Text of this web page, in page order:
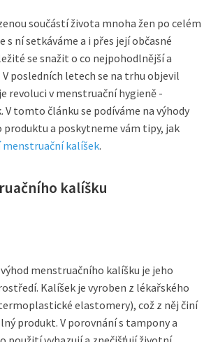
součástí života mnoha žen po celém
s ní setkáváme a i přes její občasné
se snažit o co nejpohodlnější a
posledních letech se na trhu objevil
revoluci v menstruační hygieně -
V tomto článku se podíváme na výhody
a poskytneme vám tipy, jak
menstruační kalíšek.
kalíšku
menstruačního kalíšku je jeho
Kalíšek je vyroben z lékařského
elastomery), což z něj činí
produkt. V porovnání s tampony a